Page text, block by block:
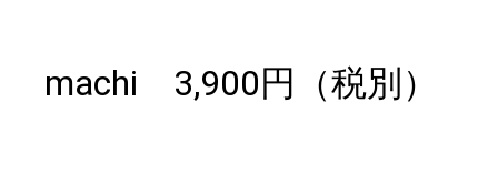
machi 3,900円（税別）